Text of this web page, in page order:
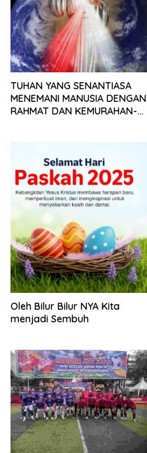
TUHAN YANG SENANTIASA
MENEMANI MANUSIA DENGAN
RAHMAT DAN KEMURAHAN-
Oleh Bilur Bilur NYA Kita
menjadi Sembuh